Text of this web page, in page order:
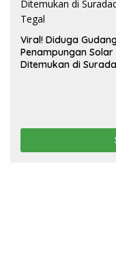
Viral! Diduga
Penampungan Solar
Ditemukan di